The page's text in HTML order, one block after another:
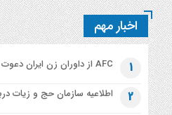
اخبار مهم
1 AFC از داوران زن ایران دعوت کرد
2 اطلاعیه‌ سازمان حج و زیات